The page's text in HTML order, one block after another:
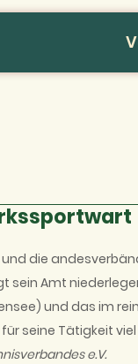
die
Amt
und das im
seine Tätigkeit viel
e.V.